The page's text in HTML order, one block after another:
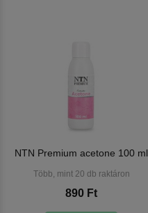
NTN Premium acetone 100 ml
Több, mint 20 db raktáron
890 Ft